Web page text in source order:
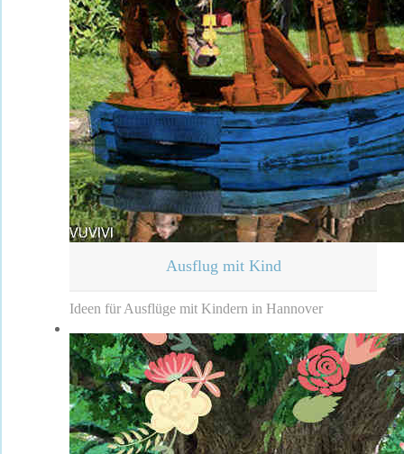
Ausflug mit Kind
Ideen für Ausflüge mit Kindern in Hannover